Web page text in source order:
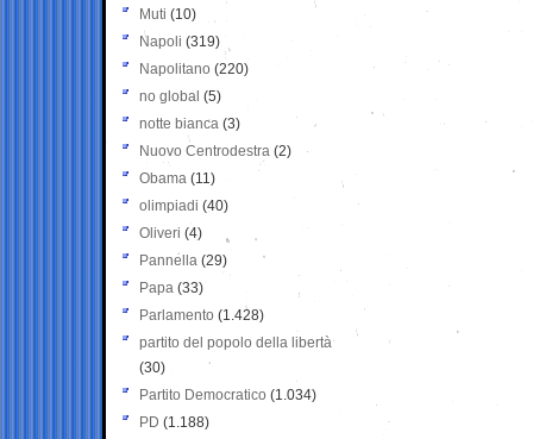
Muti (10)
Napoli (319)
Napolitano (220)
no global (5)
notte bianca (3)
Nuovo Centrodestra (2)
Obama (11)
olimpiadi (40)
Oliveri (4)
Pannella (29)
Papa (33)
Parlamento (1.428)
partito del popolo della libertà
(30)
Partito Democratico (1.034)
PD (1.188)